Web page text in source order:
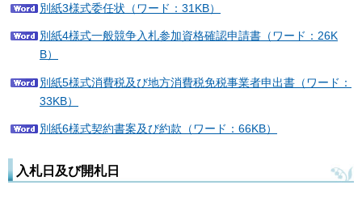
別紙3様式委任状（ワード：31KB）
別紙4様式一般競争入札参加資格確認申請書（ワード：26K
B）
別紙5様式消費税及び地方消費税免税事業者申出書（ワード：
33KB）
別紙6様式契約書案及び約款（ワード：66KB）
入札日及び開札日